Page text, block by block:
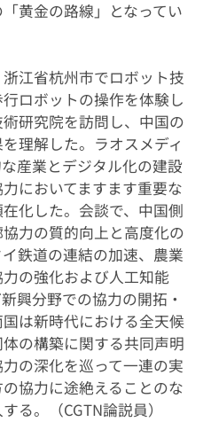
黄金の路線」となってい
江省杭州市でロボット技
ロボットの操作を体験し
研究院を訪問し、中国の
理解した。ラオスメディ
産業とデジタル化の建設
においてますます重要な
化した。会談で、中国側
力の質的向上と高度化の
鉄道の連結の加速、農業
の強化および人工知能
興分野での協力の開拓・
は新時代における全天候
の構築に関する共同声明
の深化を巡って一連の実
協力に途絶えることのな
る。（CGTN論説員）